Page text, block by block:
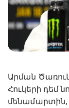
Արման
Հուկերի դեմ
մենամարտին,